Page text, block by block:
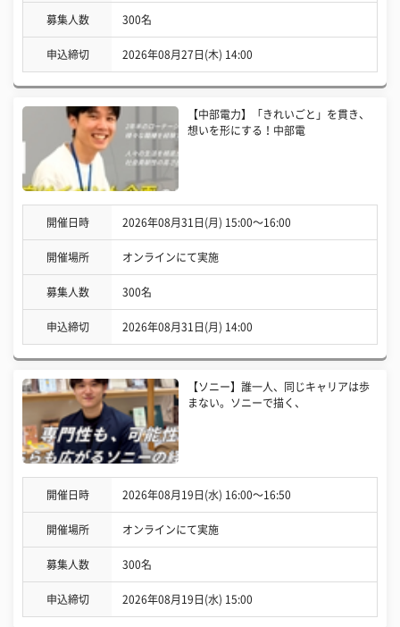
募集人数 300名
申込締切 2026年08月27日(木) 14:00
【中部電力】「きれいごと」を貫き、
想いを形にする！中部電
開催日時 2026年08月31日(月) 15:00〜16:00
開催場所 オンラインにて実施
募集人数 300名
申込締切 2026年08月31日(月) 14:00
【ソニー】誰一人、同じキャリアは歩
まない。ソニーで描く、
開催日時 2026年08月19日(水) 16:00〜16:50
開催場所 オンラインにて実施
募集人数 300名
申込締切 2026年08月19日(水) 15:00